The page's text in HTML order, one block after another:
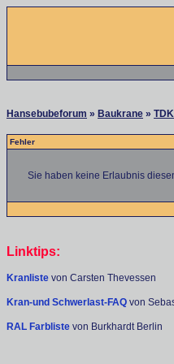
Hansebubeforum » Baukrane »
Fehler
Sie haben keine Erlaubnis
Linktips:
Kranliste von Carsten Thevessen
Kran-und Schwerlast-FAQ von
RAL Farbliste von Burkhardt Berlin